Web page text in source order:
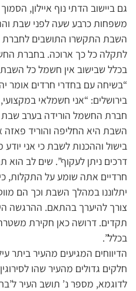
גם ביישוב הדתי נוף איילון,
משפחות כרבע שעה לפני שבת
השבת התקשרו התושבים
לתקלה כל כך ארוכה. בחברת
בכלל שבישוב אין חשמל כל
“בשיחה עם בחדרי חרדים אומר
בירושלים: “אני חשמלאי
חברת החשמל הורידה בערב
השבת היא החליפה והוריד
בישול וההכנות לשבת כי אני יודע
דרכים ניתן לעקוף”. שים לב הוא
חרדיים אתה שומע על התקלות,
יתלוננו במהלך השבת וכך הם
צורך להיערך בהתאם. ההרגשה
תקדים. דרושה כאן חקירת
בכלל”.
הדיווחים המגיעים מהעיר ביתר
חלקים גדולים מהעיר שהו
לדוגמא, מספר נ’ תושב העיר